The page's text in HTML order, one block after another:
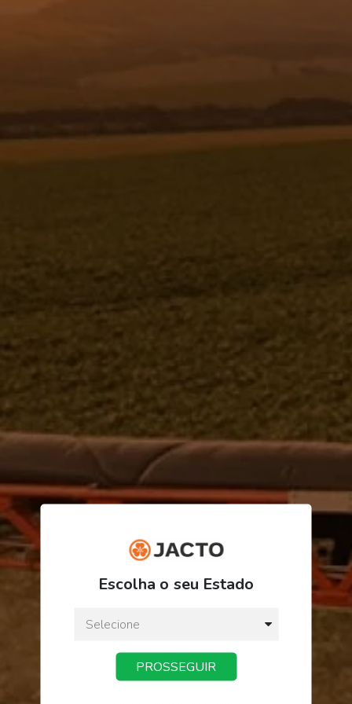
PLAQUETA DE GRADUACAO - 0 A 15
R$ 33,25
ou3xdeR$ 11,08
Preço a vista:
Escolha o seu Estado
PROSSEGUIR